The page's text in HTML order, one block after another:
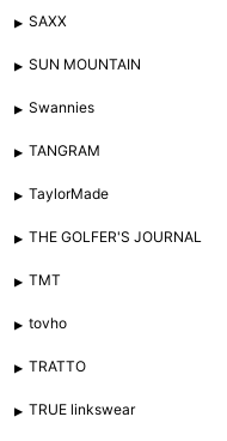
SAXX
SUN MOUNTAIN
Swannies
TANGRAM
TaylorMade
THE GOLFER'S JOURNAL
TMT
tovho
TRATTO
TRUE linkswear